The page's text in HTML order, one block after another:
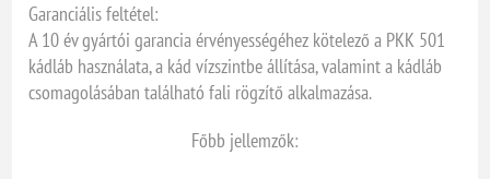
Garanciális feltétel:
A 10 év gyártói garancia érvényességéhez kötelező a PKK 501
kádláb használata, a kád vízszintbe állítása, valamint a kádláb
csomagolásában található fali rögzítő alkalmazása.
Főbb jellemzők: